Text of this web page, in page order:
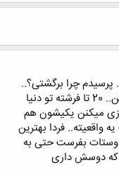
پرسیدم چرا برگشتی؟..
گفت : فرشته ها نمیتونن مراقب فرشته ها باشن.. 20 تا فرشته تو دنیا
9 تاشون دارن بازی میکنن یکیشون هم
واقعیته.. فردا بهترین
بود. این پیام و به 10 تا از دوستات بفرست حتی به
که دوسش داری